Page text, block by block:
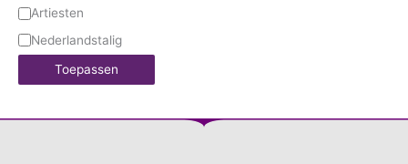
Artiesten
Nederlandstalig
Toepassen